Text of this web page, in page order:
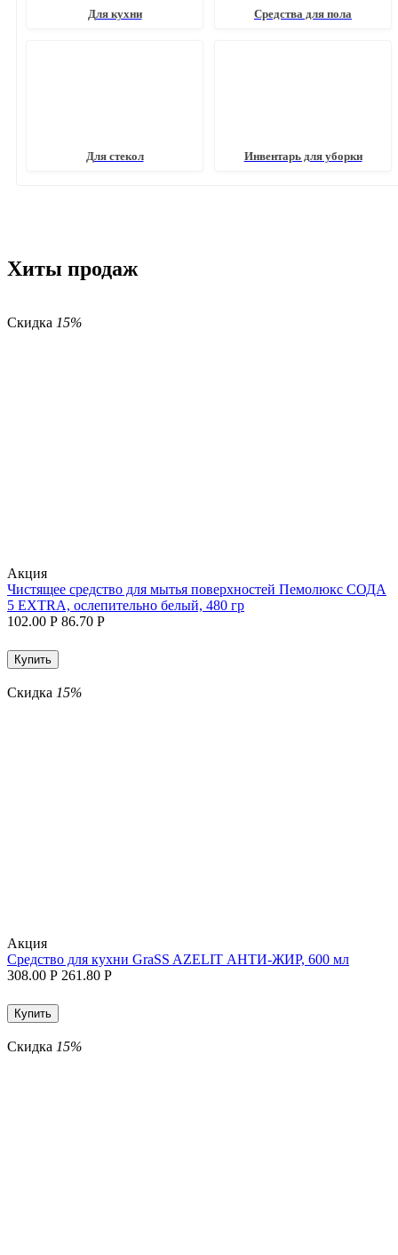
Для кухни Средства для пола
Для стекол Инвентарь для уборки
Хиты продаж
Скидка 15%
Aкция
Чистящее средство для мытья поверхностей Пемолюкс СОДА
5 EXTRA, ослепительно белый, 480 гр
102.00 Р 86.70 Р
Купить
Скидка 15%
Aкция
Средство для кухни GraSS AZELIT АНТИ-ЖИР, 600 мл
308.00 Р 261.80 Р
Купить
Скидка 15%